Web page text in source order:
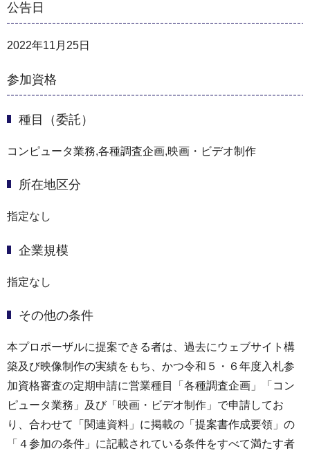
公告日
2022年11月25日
参加資格
種目（委託）
コンピュータ業務,各種調査企画,映画・ビデオ制作
所在地区分
指定なし
企業規模
指定なし
その他の条件
本プロポーザルに提案できる者は、過去にウェブサイト構
築及び映像制作の実績をもち、かつ令和５・６年度入札参
加資格審査の定期申請に営業種目「各種調査企画」「コン
ピュータ業務」及び「映画・ビデオ制作」で申請してお
り、合わせて「関連資料」に掲載の「提案書作成要領」の
「４参加の条件」に記載されている条件をすべて満たす者